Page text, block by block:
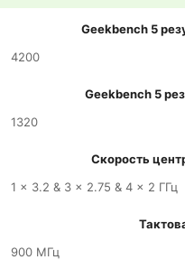
Geekbench 5
4200
Geekbench 5
1320
Скорость
1 x 3.2 & 3 x 2.75 & 4 x 2 ГГц
900 МГц